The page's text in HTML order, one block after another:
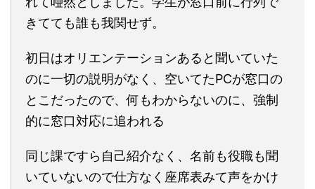
きてても誰も我関せず。
初日はオリエンテーションあると聞いていた
のに一切の説明がなく、空いてたPCが窓口の
とこだったので、何もわからないのに、強制
的に窓口対応に追われる
同じ課ですら自己紹介なく、名前も役職も聞
いていないので仕方なく座席表みて声をかけ